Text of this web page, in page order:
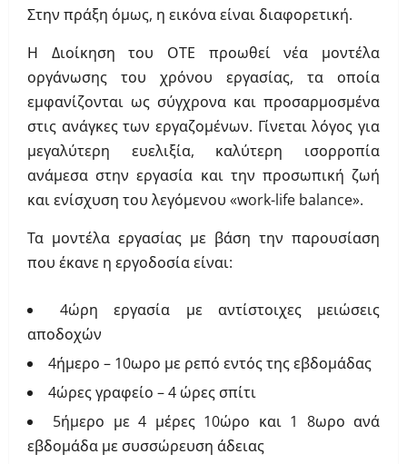
Στην πράξη όμως, η εικόνα είναι διαφορετική.
Η Διοίκηση του ΟΤΕ προωθεί νέα μοντέλα
οργάνωσης του χρόνου εργασίας, τα οποία
εμφανίζονται ως σύγχρονα και προσαρμοσμένα
στις ανάγκες των εργαζομένων. Γίνεται λόγος για
μεγαλύτερη ευελιξία, καλύτερη ισορροπία
ανάμεσα στην εργασία και την προσωπική ζωή
και ενίσχυση του λεγόμενου «work-life balance».
Τα μοντέλα εργασίας με βάση την παρουσίαση
που έκανε η εργοδοσία είναι:
4ώρη εργασία με αντίστοιχες μειώσεις
αποδοχών
4ήμερο – 10ωρο με ρεπό εντός της εβδομάδας
4ώρες γραφείο – 4 ώρες σπίτι
5ήμερο με 4 μέρες 10ώρο και 1 8ωρο ανά
εβδομάδα με συσσώρευση άδειας